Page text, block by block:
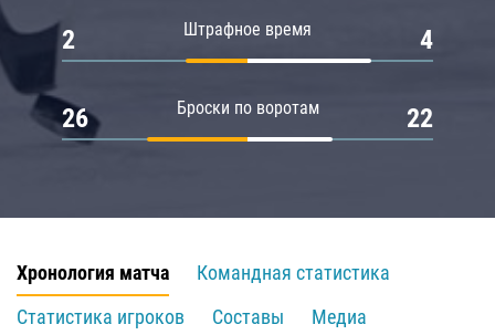
Штрафное время
2 4
Броски по воротам
26 22
Хронология матча
Командная статистика
Статистика игроков
Составы
Медиа